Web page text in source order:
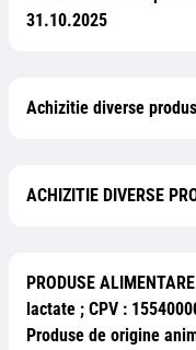
31.10.2025
Achizitie diverse
ACHIZITIE DIVERSE
PRODUSE
lactate ; CPV :
Produse de origine